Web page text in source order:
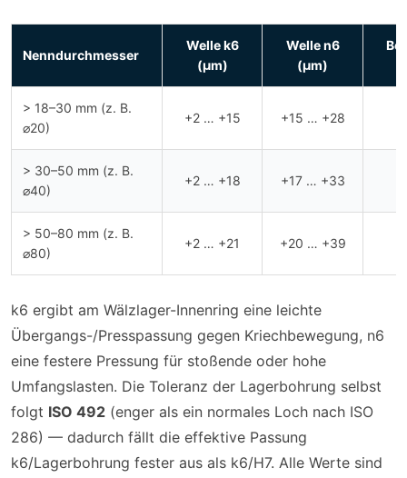
Nenndurchmesser
Welle k6
(µm)
Welle n6
(µm)
> 18–30 mm (z. B.
⌀20)
+2 … +15 +15 … +28
> 30–50 mm (z. B.
⌀40)
+2 … +18 +17 … +33
> 50–80 mm (z. B.
⌀80)
+2 … +21 +20 … +39
k6 ergibt am Wälzlager-Innenring eine leichte
Übergangs-/Presspassung gegen Kriechbewegung, n6
eine festere Pressung für stoßende oder hohe
Umfangslasten. Die Toleranz der Lagerbohrung selbst
folgt ISO 492 (enger als ein normales Loch nach ISO
286) — dadurch fällt die effektive Passung
k6/Lagerbohrung fester aus als k6/H7. Alle Werte sind